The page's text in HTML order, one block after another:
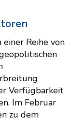
Reihe von
Verfügbarkeit
Im Februar
zu dem